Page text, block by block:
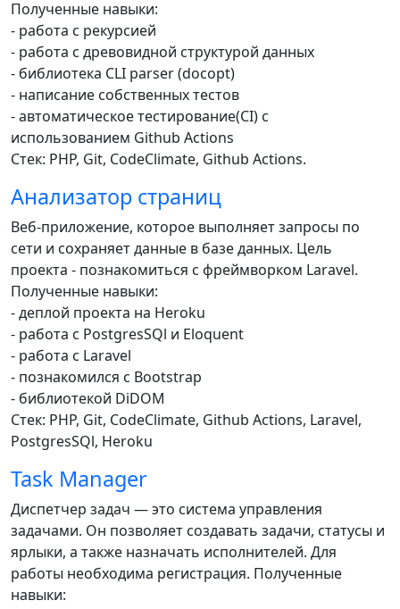
Полученные навыки:
- работа с рекурсией
- работа с древовидной структурой данных
- библиотека CLI parser (docopt)
- написание собственных тестов
- автоматическое тестирование(CI) с
использованием Github Actions
Стек: PHP, Git, CodeClimate, Github Actions.
Анализатор страниц
Веб-приложение, которое выполняет запросы по
сети и сохраняет данные в базе данных. Цель
проекта - познакомиться с фреймворком Laravel.
Полученные навыки:
- деплой проекта на Heroku
- pабота с PostgresSQl и Eloquent
- работа с Laravel
- познакомился с Bootstrap
- библиотекой DiDOM
Стек: PHP, Git, CodeClimate, Github Actions, Laravel,
PostgresSQl, Heroku
Task Manager
Диспетчер задач — это система управления
задачами. Он позволяет создавать задачи, статусы и
ярлыки, а также назначать исполнителей. Для
работы необходима регистрация. Полученные
навыки: